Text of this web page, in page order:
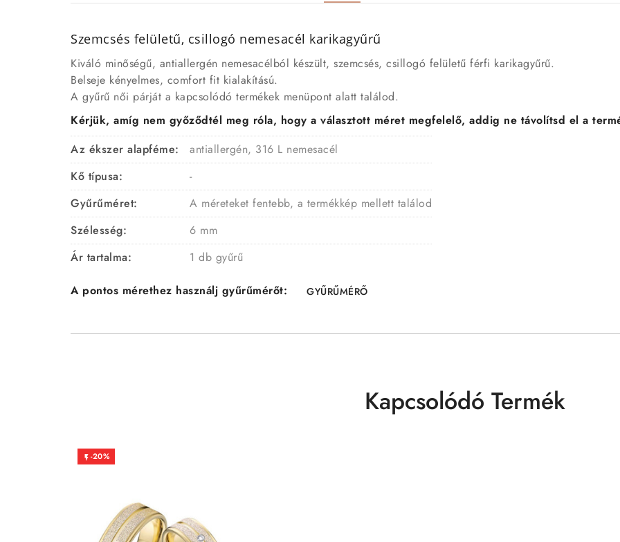
Szemcsés felületű, csillogó nemesacél karikagyűrű
Kiváló minőségű, antiallergén nemesacélból készült, szemcsés, csillogó felületű férfi karikagyűrű.
Belseje kényelmes, comfort fit kialakítású.
A gyűrű női párját a kapcsolódó termékek menüpont alatt találod.
Kérjük, amíg nem győződtél meg róla, hogy a választott méret megfelelő, addig ne távolítsd el a
Az ékszer alapféme:
antiallergén, 316 L nemesacél
Kő típusa:
-
Gyűrűméret:
A méreteket fentebb, a termékkép mellett találod
Szélesség:
6 mm
Ár tartalma:
1 db gyűrű
A pontos mérethez használj gyűrűmérőt: GYŰRŰMÉRŐ
Kapcsolódó Termék
 -20%